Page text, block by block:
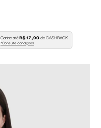
Ganhe atéR$ 17,90de CASHBACK
*Consulte condições